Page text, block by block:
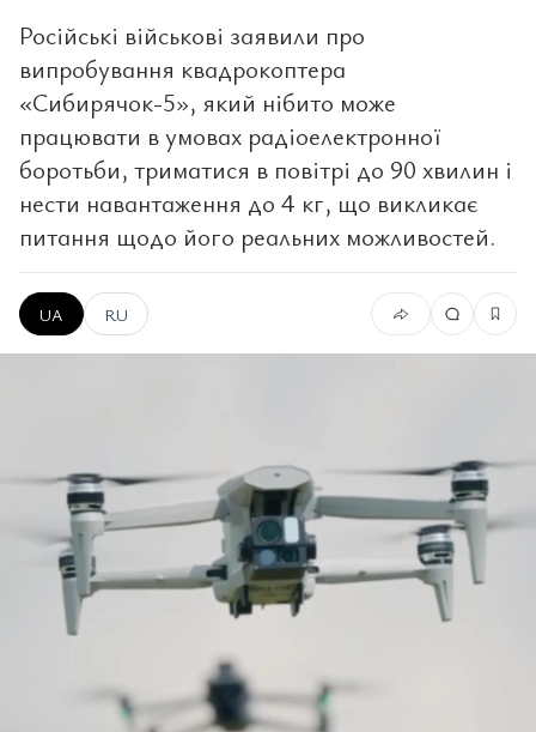
Російські військові заявили про
випробування квадрокоптера
«Сибирячок-5», який нібито може
працювати в умовах радіоелектронної
боротьби, триматися в повітрі до 90 хвилин і
нести навантаження до 4 кг, що викликає
питання щодо його реальних можливостей.
UA RU